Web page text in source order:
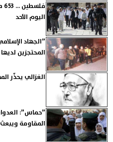
اليوم الأحد
”الجهاد
المحتجزين لديها
الغزالي يحذّر
”حماس”:
المقاومة